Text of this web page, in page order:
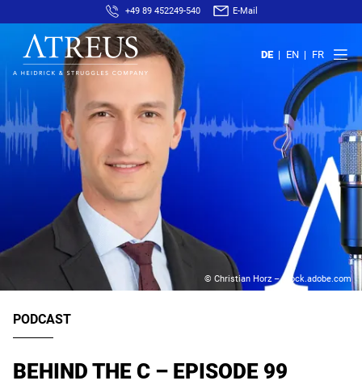
+49 89 452249-540 E-Mail
DE EN FR
© Christian Horz – stock.adobe.com
PODCAST
BEHIND THE C – EPISODE 99